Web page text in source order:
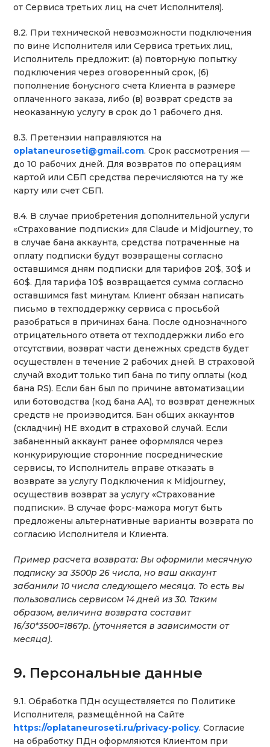
от Сервиса третьих лиц на счет Исполнителя).
8.2. При технической невозможности подключения
по вине Исполнителя или Сервиса третьих лиц,
Исполнитель предложит: (а) повторную попытку
подключения через оговоренный срок, (б)
пополнение бонусного счета Клиента в размере
оплаченного заказа, либо (в) возврат средств за
неоказанную услугу в срок до 1 рабочего дня.
8.3. Претензии направляются на
oplataneuroseti@gmail.com. Срок рассмотрения —
до 10 рабочих дней. Для возвратов по операциям
картой или СБП средства перечисляются на ту же
карту или счет СБП.
8.4. В случае приобретения дополнительной услуги
«Страхование подписки» для Claude и Midjourney, то
в случае бана аккаунта, средства потраченные на
оплату подписки будут возвращены согласно
оставшимся дням подписки для тарифов 20$, 30$ и
60$. Для тарифа 10$ возвращается сумма согласно
оставшимся fast минутам. Клиент обязан написать
письмо в техподдержку сервиса с просьбой
разобраться в причинах бана. После однозначного
отрицательного ответа от техподдержки либо его
отсутствии, возврат части денежных средств будет
осуществлен в течение 2 рабочих дней. В страховой
случай входит только тип бана по типу оплаты (код
бана RS). Если бан был по причине автоматизации
или ботоводства (код бана AA), то возврат денежных
средств не производится. Бан общих аккаунтов
(складчин) НЕ входит в страховой случай. Если
забаненный аккаунт ранее оформлялся через
конкурирующие сторонние посреднические
сервисы, то Исполнитель вправе отказать в
возврате за услугу Подключения к Midjourney,
осуществив возврат за услугу «Страхование
подписки». В случае форс-мажора могут быть
предложены альтернативные варианты возврата по
согласию Исполнителя и Клиента.
Пример расчета возврата: Вы оформили месячную
подписку за 3500р 26 числа, но ваш аккаунт
забанили 10 числа следующего месяца. То есть вы
пользовались сервисом 14 дней из 30. Таким
образом, величина возврата составит
16/30*3500=1867р. (уточняется в зависимости от
месяца).
9. Персональные данные
9.1. Обработка ПДн осуществляется по Политике
Исполнителя, размещённой на Сайте
https://oplataneuroseti.ru/privacy-policy. Согласие
на обработку ПДн оформляются Клиентом при